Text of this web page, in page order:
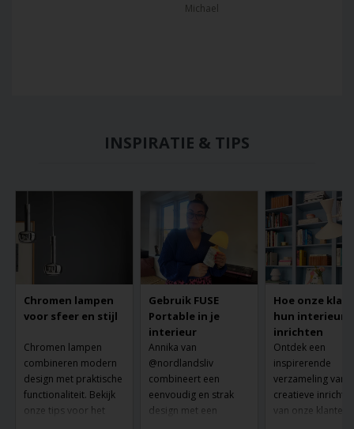
Michael
INSPIRATIE & TIPS
Chromen lampen
voor sfeer en stijl
Chromen lampen
combineren modern
design met praktische
functionaliteit. Bekijk
onze tips voor het
Gebruik FUSE
Portable in je
interieur
Annika van
@nordlandsliv
combineert een
eenvoudig en strak
design met een
Hoe onze
hun interieur
inrichten
Ontdek een
inspirerende
verzameling van
creatieve
van onze klanten